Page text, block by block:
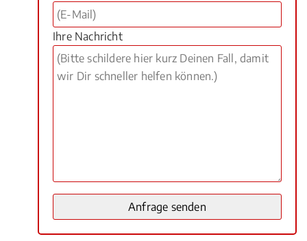
Ihre Nachricht